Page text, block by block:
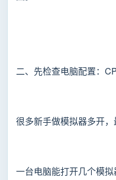
二、先检查电脑配置：
很多新手做模拟器多开，
一台电脑能打开几个模